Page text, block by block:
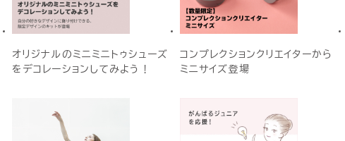
オリジナルのミニミニトゥシューズ
をデコレーションしてみよう！
コンプレクションクリエイターから
ミニサイズ登場